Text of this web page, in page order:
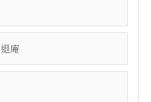
退庵